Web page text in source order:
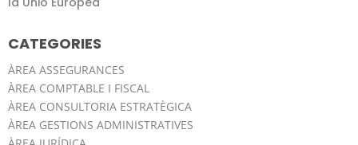
CATEGORIES
ÀREA ASSEGURANCES
ÀREA COMPTABLE I FISCAL
ÀREA CONSULTORIA ESTRATÈGICA
ÀREA GESTIONS ADMINISTRATIVES